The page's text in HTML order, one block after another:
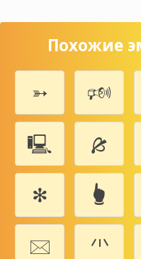
Похожие
➳ 🕬
🖳
🙕
✻
🖢
🖂
🗥